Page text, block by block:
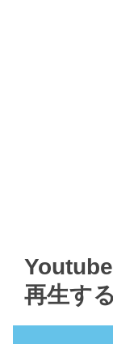
再生す